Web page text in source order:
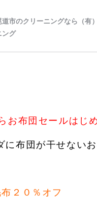
お布団セールはじ
に布団が干せない
２０％オフ